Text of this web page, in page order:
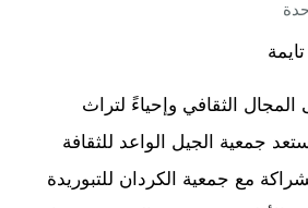
الثقافي وإحياءً لتراث
جمعية الجيل الواعد للثقافة
مع جمعية الكردان للتبوريدة